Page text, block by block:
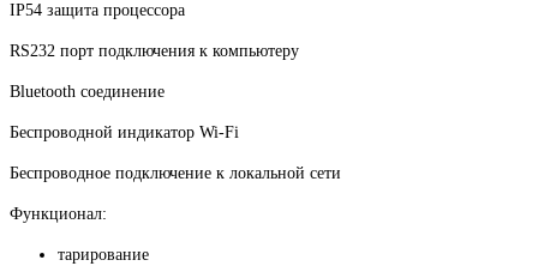
IP54 защита процессора
RS232 порт подключения к компьютеру
Bluetooth соединение
Беспроводной индикатор Wi-Fi
Беспроводное подключение к локальной сети
Функционал:
тарирование